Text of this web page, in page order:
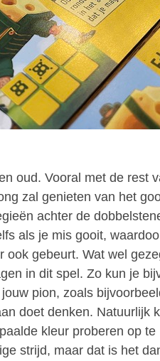
oud. Vooral met de rest
zal genieten van het
achter de
als je mis gooit,
ook gebeurt. Wat wel
in dit spel. Zo kun je
pion, zoals
doet denken. Natuurlijk
kleur proberen op
strijd, maar dat is het